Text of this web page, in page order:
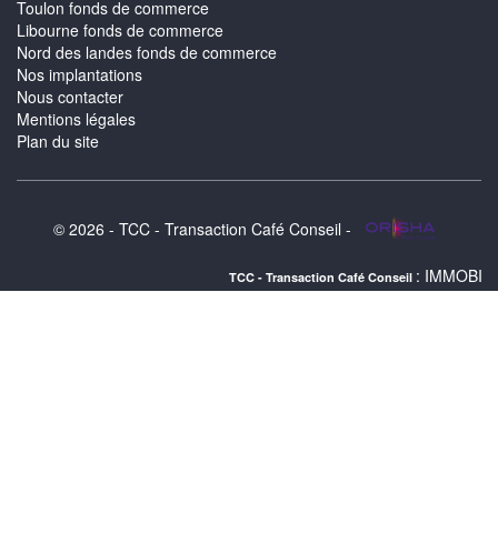
Toulon fonds de commerce
Libourne fonds de commerce
Nord des landes fonds de commerce
Nos implantations
Nous contacter
Mentions légales
Plan du site
© 2026 - TCC - Transaction Café Conseil -
TCC - Transaction Café Conseil: IMMOBILIER